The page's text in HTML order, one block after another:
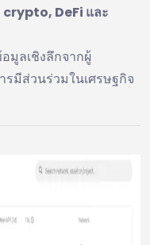
crypto, DeFi และ
มูลเชิงลึกจากผู้
รมีส่วนร่วมในเศรษฐกิจ